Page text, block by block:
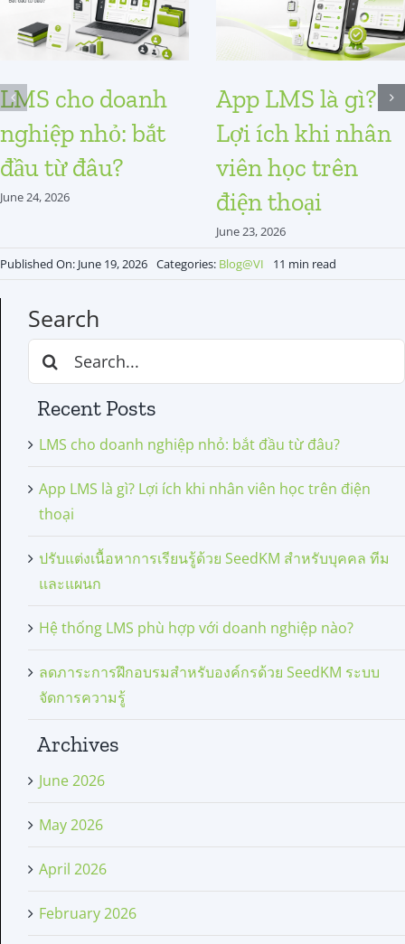
LMS cho doanh
nghiệp nhỏ: bắt
đầu từ đâu?
June 24, 2026
App LMS là gì?
Lợi ích khi nhân
viên học trên
điện thoại
June 23, 2026
Published On: June 19, 2026 Categories: Blog@VI 11 min read
Search
Search
for:
Recent Posts
LMS cho doanh nghiệp nhỏ: bắt đầu từ đâu?
App LMS là gì? Lợi ích khi nhân viên học trên điện
thoại
ปรับแต่งเนื้อหาการเรียนรู้ด้วย SeedKM สำหรับบุคคล ทีม
และแผนก
Hệ thống LMS phù hợp với doanh nghiệp nào?
ลดภาระการฝึกอบรมสำหรับองค์กรด้วย SeedKM ระบบ
จัดการความรู้
Archives
June 2026
May 2026
April 2026
February 2026